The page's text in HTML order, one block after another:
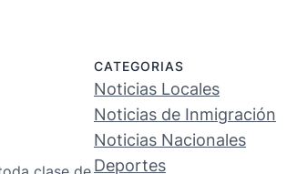
CATEGORIAS
Noticias Locales
Noticias de Inmigración
Noticias Nacionales
Deportes